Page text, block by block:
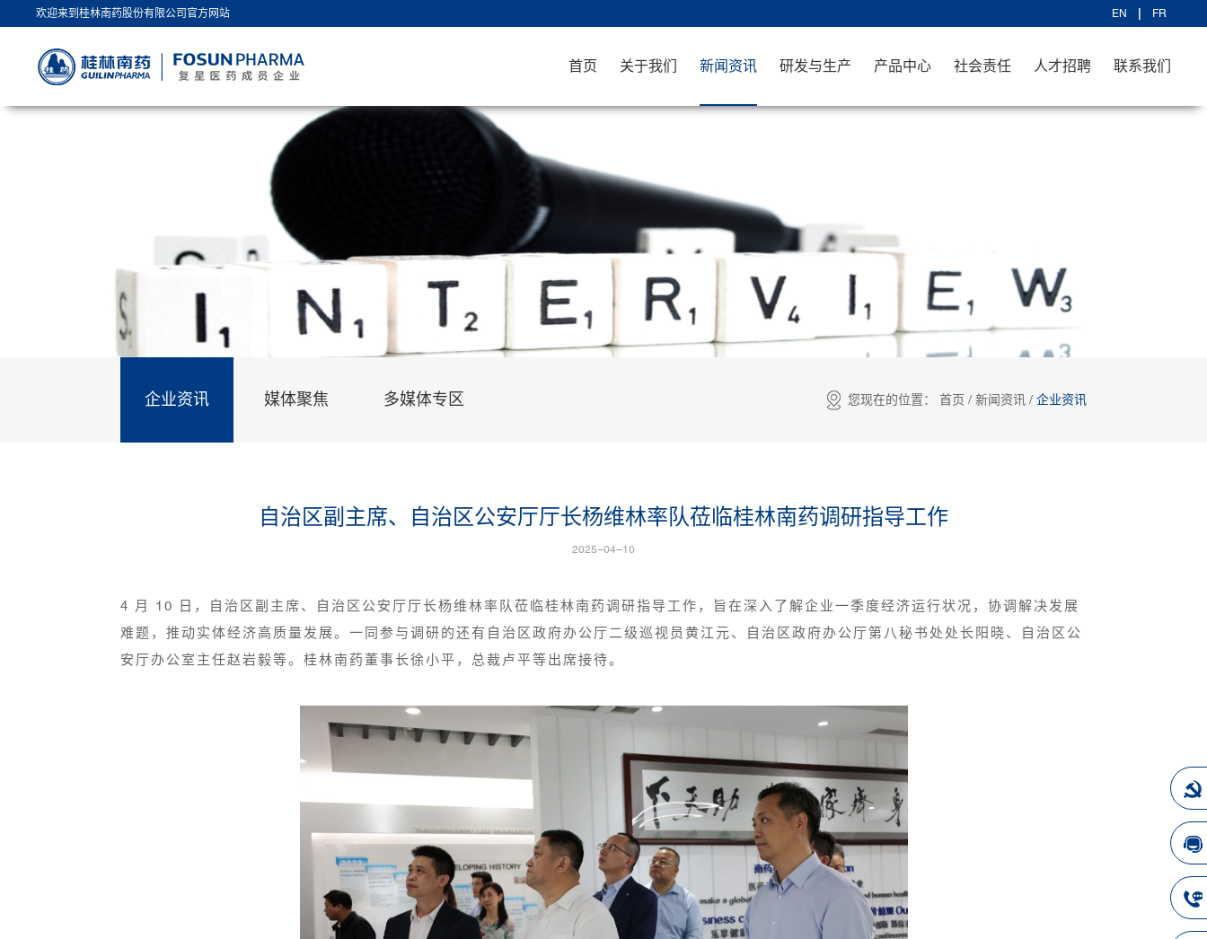
欢迎来到桂林南药股份有限公司官方网站 EN FR
首页 关于我们 新闻资讯 研发与生产 产品中心 社会责任 人才招聘 联系我们
企业资讯 媒体聚焦 多媒体专区 您现在的位置： 首页 / 新闻资讯 / 企业资讯
自治区副主席、自治区公安厅厅长杨维林率队莅临桂林南药调研指导工作
2025-04-10
4 月 10 日，自治区副主席、自治区公安厅厅长杨维林率队莅临桂林南药调研指导工作，旨在深入了解企业一季度经济运行状况，协调解决发展
难题，推动实体经济高质量发展。一同参与调研的还有自治区政府办公厅二级巡视员黄江元、自治区政府办公厅第八秘书处处长阳晓、自治区公
安厅办公室主任赵岩毅等。桂林南药董事长徐小平，总裁卢平等出席接待。